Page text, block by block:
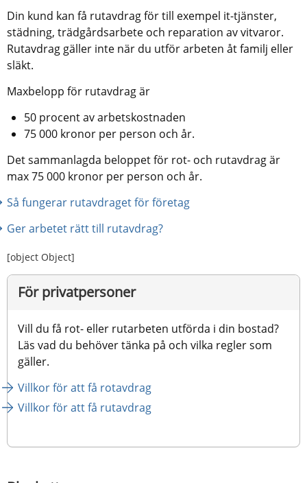
Din kund kan få rutavdrag för till exempel it-tjänster,
städning, trädgårdsarbete och reparation av vitvaror.
Rutavdrag gäller inte när du utför arbeten åt familj eller
släkt.
Maxbelopp för rutavdrag är
50 procent av arbetskostnaden
75 000 kronor per person och år.
Det sammanlagda beloppet för rot- och rutavdrag är
max 75 000 kronor per person och år.
Så fungerar rutavdraget för företag
Ger arbetet rätt till rutavdrag?
[object Object]
För privatpersoner
Vill du få rot- eller rutarbeten utförda i din bostad?
Läs vad du behöver tänka på och vilka regler som
gäller.
Villkor för att få rotavdrag
Villkor för att få rutavdrag